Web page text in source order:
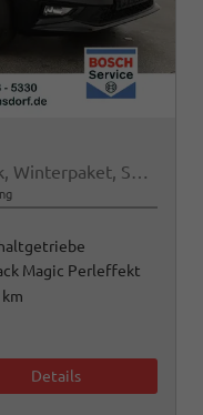
Selection 1.0 TSI Selection, Park, Winterpaket, SmartLink, 4 J.-Garantie
Magic Perleffekt
Details